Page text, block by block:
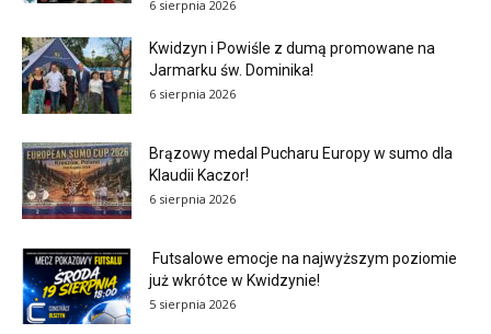
6 sierpnia 2026
Kwidzyn i Powiśle z dumą promowane na
Jarmarku św. Dominika!
6 sierpnia 2026
Brązowy medal Pucharu Europy w sumo dla
Klaudii Kaczor!
6 sierpnia 2026
Futsalowe emocje na najwyższym poziomie
już wkrótce w Kwidzynie!
5 sierpnia 2026